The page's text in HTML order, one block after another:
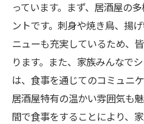
っています。まず、居酒屋の
ントです。刺身や焼き鳥、揚
ニューも充実しているため、
ります。また、家族みんなで
は、食事を通じてのコミュニ
居酒屋特有の温かい雰囲気も
間で食事をすることにより、